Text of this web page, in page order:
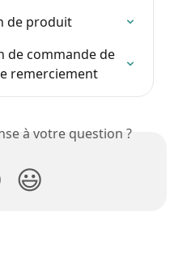
de produit
de commande de
remerciement
à votre question ?
😃